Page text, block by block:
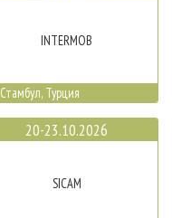
INTERMOB
Стамбул, Турция
20-23.10.2026
SICAM